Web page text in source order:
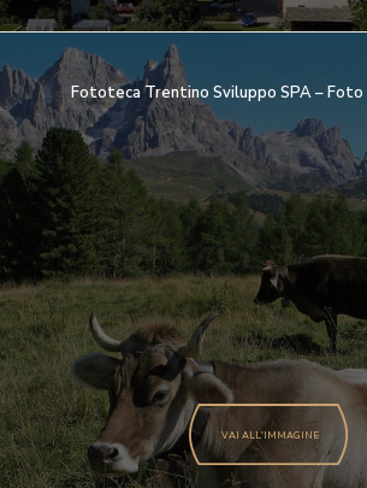
Fototeca Trentino Sviluppo SPA – Foto
VAI ALL'IMMAGINE